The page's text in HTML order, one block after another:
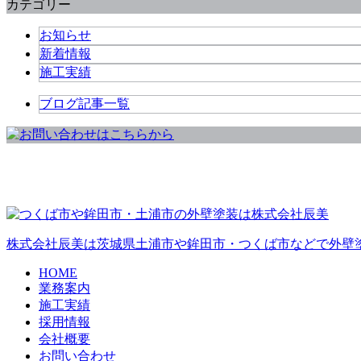
カテゴリー
お知らせ
新着情報
施工実績
ブログ記事一覧
株式会社辰美は茨城県土浦市や鉾田市・つくば市などで外壁
HOME
業務案内
施工実績
採用情報
会社概要
お問い合わせ